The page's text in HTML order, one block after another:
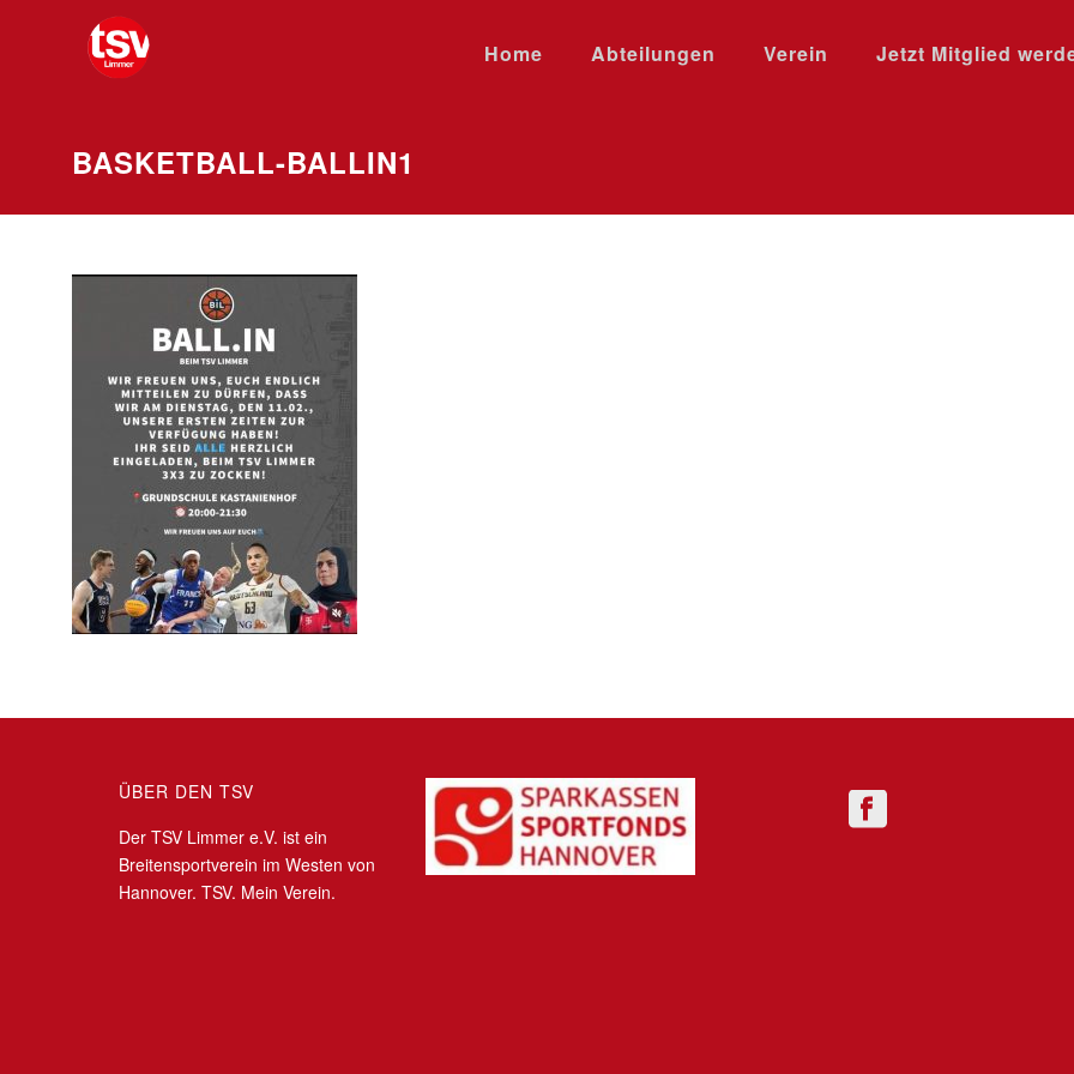
Home Abteilungen Verein Jetzt Mitglied
BASKETBALL-BALLIN1
ÜBER DEN TSV
Der TSV Limmer e.V. ist ein
Breitensportverein im Westen von
Hannover. TSV. Mein Verein.